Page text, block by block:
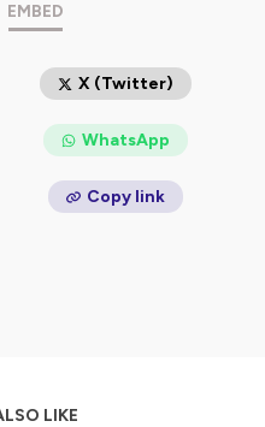
passer des heures. Un
constante évolution !
ausha.co/politique-de-
EMBED
X (Twitter)
WhatsApp
Copy link
LIKE